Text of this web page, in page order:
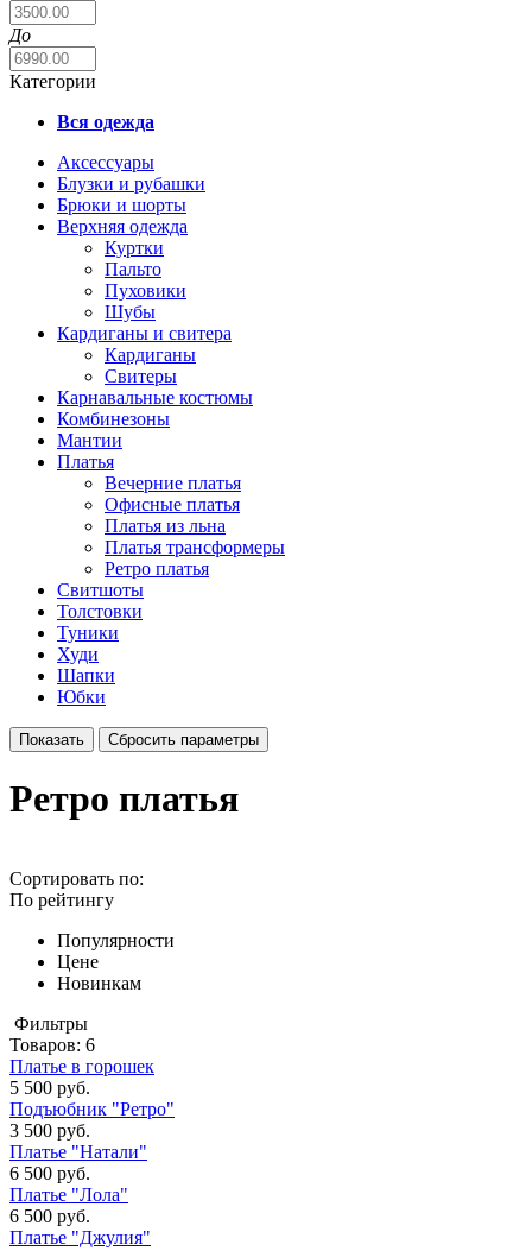
До
Категории
Вся одежда
Аксессуары
Блузки и рубашки
Брюки и шорты
Верхняя одежда
Куртки
Пальто
Пуховики
Шубы
Кардиганы и свитера
Кардиганы
Свитеры
Карнавальные костюмы
Комбинезоны
Мантии
Платья
Вечерние платья
Офисные платья
Платья из льна
Платья трансформеры
Ретро платья
Свитшоты
Толстовки
Туники
Худи
Шапки
Юбки
Ретро платья
Сортировать по:
По рейтингу
Популярности
Цене
Новинкам
Фильтры
Товаров: 6
Платье в горошек
5 500 руб.
Подъюбник "Ретро"
3 500 руб.
Платье "Натали"
6 500 руб.
Платье "Лола"
6 500 руб.
Платье "Джулия"